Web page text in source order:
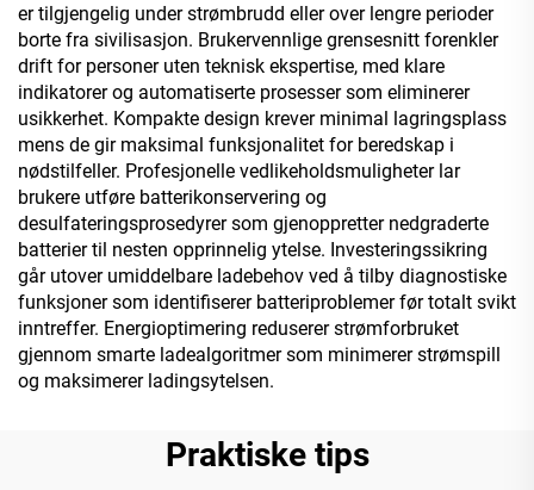
er tilgjengelig under strømbrudd eller over lengre perioder
borte fra sivilisasjon. Brukervennlige grensesnitt forenkler
drift for personer uten teknisk ekspertise, med klare
indikatorer og automatiserte prosesser som eliminerer
usikkerhet. Kompakte design krever minimal lagringsplass
mens de gir maksimal funksjonalitet for beredskap i
nødstilfeller. Profesjonelle vedlikeholdsmuligheter lar
brukere utføre batterikonservering og
desulfateringsprosedyrer som gjenoppretter nedgraderte
batterier til nesten opprinnelig ytelse. Investeringssikring
går utover umiddelbare ladebehov ved å tilby diagnostiske
funksjoner som identifiserer batteriproblemer før totalt svikt
inntreffer. Energioptimering reduserer strømforbruket
gjennom smarte ladealgoritmer som minimerer strømspill
og maksimerer ladingsytelsen.
Praktiske tips